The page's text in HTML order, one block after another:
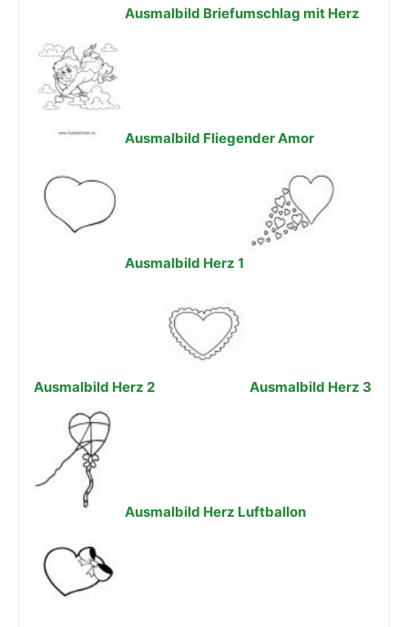
Ausmalbild Briefumschlag mit Herz
Ausmalbild Fliegender Amor
Ausmalbild Herz 1
Ausmalbild Herz 2 Ausmalbild Herz 3
Ausmalbild Herz Luftballon